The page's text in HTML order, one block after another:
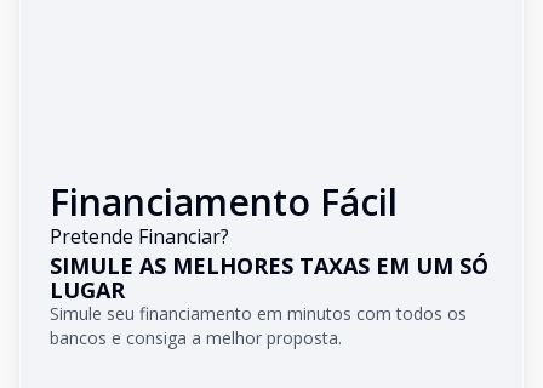
Financiamento Fácil
Pretende Financiar?
SIMULE AS MELHORES TAXAS EM UM SÓ
LUGAR
Simule seu financiamento em minutos com todos os
bancos e consiga a melhor proposta.